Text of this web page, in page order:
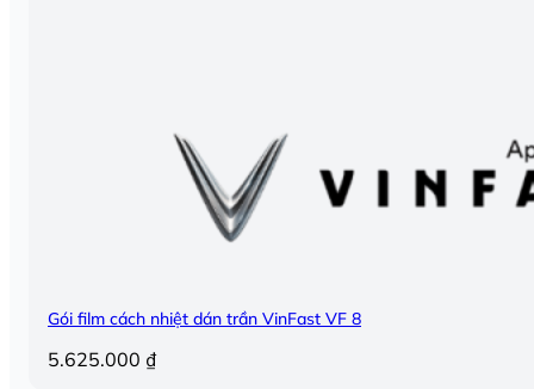
Gói film cách nhiệt dán trần VinFast VF 8
5.625.000 ₫